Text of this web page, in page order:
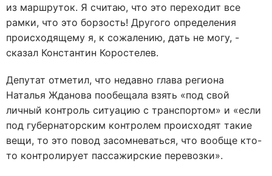
из маршруток. Я считаю, что это переходит все
рамки, что это борзость! Другого определения
происходящему я, к сожалению, дать не могу, -
сказал Константин Коростелев.
Депутат отметил, что недавно глава региона
Наталья Жданова пообещала взять «под свой
личный контроль ситуацию с транспортом» и «если
под губернаторским контролем происходят такие
вещи, то это повод засомневаться, что вообще кто-
то контролирует пассажирские перевозки».